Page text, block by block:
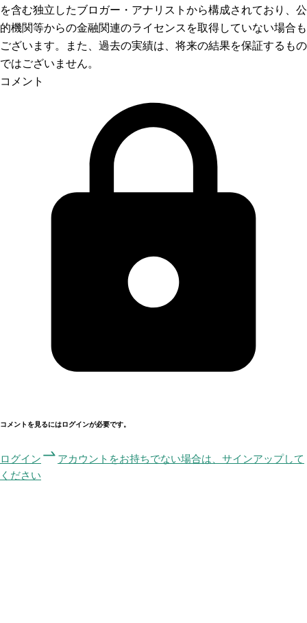
を含む独立したブロガー・アナリストから構成されており、公
的機関等からの金融関連のライセンスを取得していない場合も
ございます。また、過去の実績は、将来の結果を保証するもの
ではございません。
コメント
コメントを見るにはログインが必要です。
ログイン
アカウントをお持ちでない場合は、サインアップして
ください